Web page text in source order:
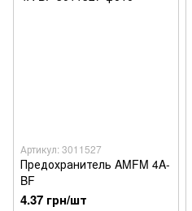
Артикул: 3011527
Предохранитель AMFM 4A-
BF
4.37 грн/шт